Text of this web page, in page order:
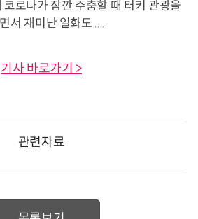
코로나가 잠깐 주춤할 때 터키 관광을
서 재미난 일화도 ....
기사 바로가기 >
관련자료